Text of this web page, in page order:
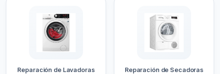
Reparación de Lavadoras Reparación de Secadoras